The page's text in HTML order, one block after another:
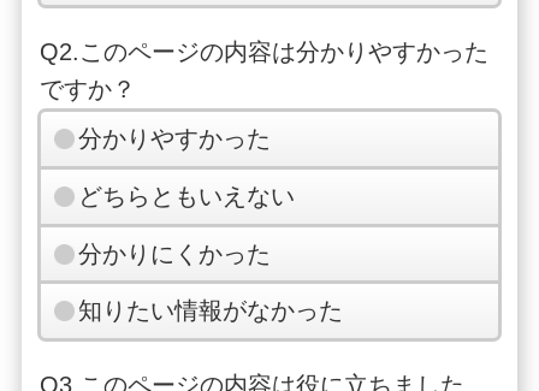
Q2.このページの内容は分かりやすかった
ですか？
分かりやすかった
どちらともいえない
分かりにくかった
知りたい情報がなかった
Q3.このページの内容は役に立ちました